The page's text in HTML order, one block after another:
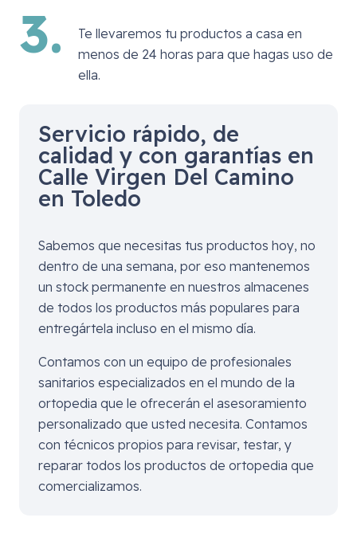
3.
Te llevaremos tu productos a casa en
menos de 24 horas para que hagas uso de
ella.
Servicio rápido, de
calidad y con garantías en
Calle Virgen Del Camino
en Toledo
Sabemos que necesitas tus productos hoy, no
dentro de una semana, por eso mantenemos
un stock permanente en nuestros almacenes
de todos los productos más populares para
entregártela incluso en el mismo día.
Contamos con un equipo de profesionales
sanitarios especializados en el mundo de la
ortopedia que le ofrecerán el asesoramiento
personalizado que usted necesita. Contamos
con técnicos propios para revisar, testar, y
reparar todos los productos de ortopedia que
comercializamos.